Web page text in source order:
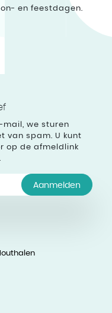
en feestdagen.
mail, we sturen
van spam. U kunt
op de afmeldlink
Aanmelden